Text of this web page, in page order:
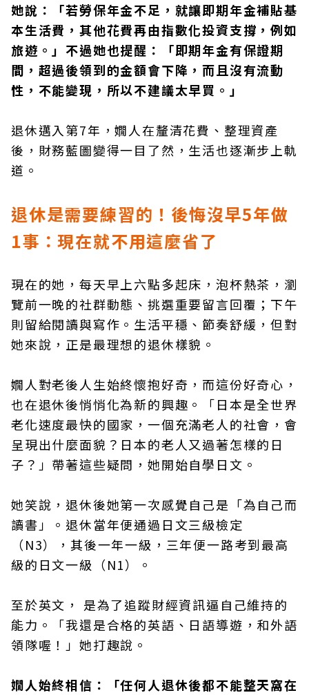
她說：「若勞保年金不足，就讓即期年金補貼基
本生活費，其他花費再由指數化投資支撐，例如
旅遊。」不過她也提醒：「即期年金有保證期
間，超過後領到的金額會下降，而且沒有流動
性，不能變現，所以不建議太早買。」
退休邁入第7年，嫺人在釐清花費、整理資產
後，財務藍圖變得一目了然，生活也逐漸步上軌
道。
退休是需要練習的！後悔沒早5年做
1事：現在就不用這麼省了
現在的她，每天早上六點多起床，泡杯熱茶，瀏
覽前一晚的社群動態、挑選重要留言回覆；下午
則留給閱讀與寫作。生活平穩、節奏舒緩，但對
她來說，正是最理想的退休樣貌。
嫺人對老後人生始終懷抱好奇，而這份好奇心，
也在退休後悄悄化為新的興趣。「日本是全世界
老化速度最快的國家，一個充滿老人的社會，會
呈現出什麼面貌？日本的老人又過著怎樣的日
子？」帶著這些疑問，她開始自學日文。
她笑說，退休後她第一次感覺自己是「為自己而
讀書」。退休當年便通過日文三級檢定
（N3），其後一年一級，三年便一路考到最高
級的日文一級（N1）。
至於英文， 是為了追蹤財經資訊逼自己維持的
能力。「我還是合格的英語、日語導遊，和外語
領隊喔！」她打趣說。
嫺人始終相信：「任何人退休後都不能整天窩在